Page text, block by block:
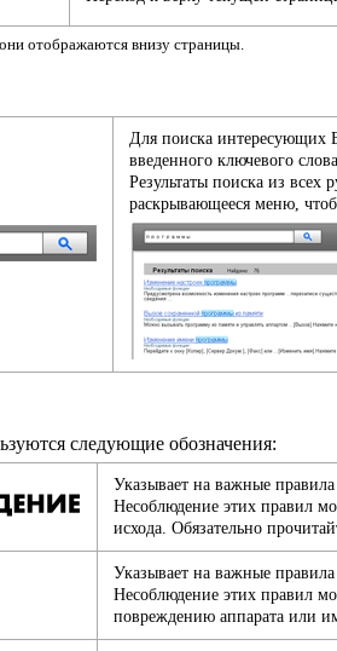
отображаются внизу страницы.
Для поиска интересующих
введенного ключевого
Результаты поиска из всех
раскрывающееся меню,
следующие обозначения:
Указывает на важные правила
Несоблюдение этих правил
исхода. Обязательно
Указывает на важные правила
Несоблюдение этих правил
повреждению аппарата или